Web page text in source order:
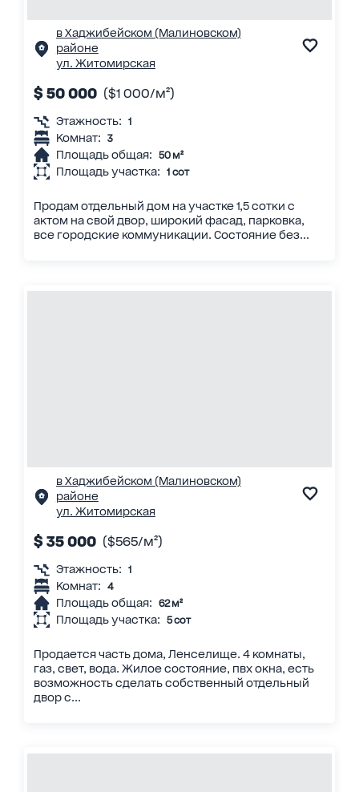
в Хаджибейском (Малиновском)
районе
ул. Житомирская
$ 50 000 ($1 000/м²)
Этажность: 1
Комнат: 3
Площадь общая: 50 м²
Площадь участка: 1 сот
Продам отдельный дом на участке 1,5 сотки с
актом на свой двор, широкий фасад, парковка,
все городские коммуникации. Состояние без...
в Хаджибейском (Малиновском)
районе
ул. Житомирская
$ 35 000 ($565/м²)
Этажность: 1
Комнат: 4
Площадь общая: 62 м²
Площадь участка: 5 сот
Продается часть дома, Ленселище. 4 комнаты,
газ, свет, вода. Жилое состояние, пвх окна, есть
возможность сделать собственный отдельный
двор с...